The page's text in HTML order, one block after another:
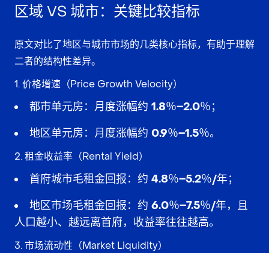
区域 VS 城市：关键比较指标
原文对比了地区与城市市场的几类核心指标，有助于理解
二者的结构性差异。
1. 价格增速（Price Growth Velocity）
都市单元房：月度涨幅约 1.8％–2.0％；
地区单元房：月度涨幅约 0.9％–1.5％。
2. 租金收益率（Rental Yield）
首府城市毛租金回报：约 4.8％–5.2％/年；
地区市场毛租金回报：约 6.0％–7.5％/年，且
人口越小、越远离首府，收益率往往越高。
3. 市场流动性（Market Liquidity）